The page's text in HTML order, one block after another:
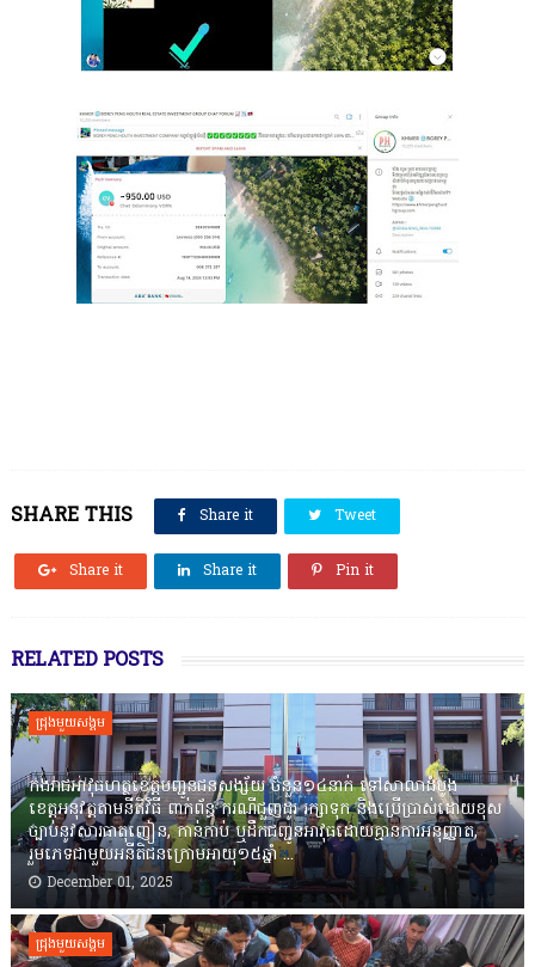
SHARE THIS Share it Tweet
Share it Share it Pin it
RELATED POSTS
ជ្រុងមួយសង្គម
កងរាជឣាវុធហត្ថខេត្តបញ្ជូនជនសង្ស័យ ចំនួន១៤នាក់ ទៅសាលាដំបូង
ខេត្តឣនុវត្តតាមនីតិវិធី ពាក់ព័ន្ធ ករណីជួញដូរ រក្សាទុក និងប្រើប្រាស់ដោយខុស
ច្បាប់នូវសារធាតុញៀន, កាន់កាប់ ឬដឹកជញ្ជូនអាវុធដោយគ្មានការអនុញ្ញាត,
រួមភេទជាមួយអនីតិជនក្រោមអាយុ១៥ឆ្នាំ ...
December 01, 2025
ជ្រុងមួយសង្គម